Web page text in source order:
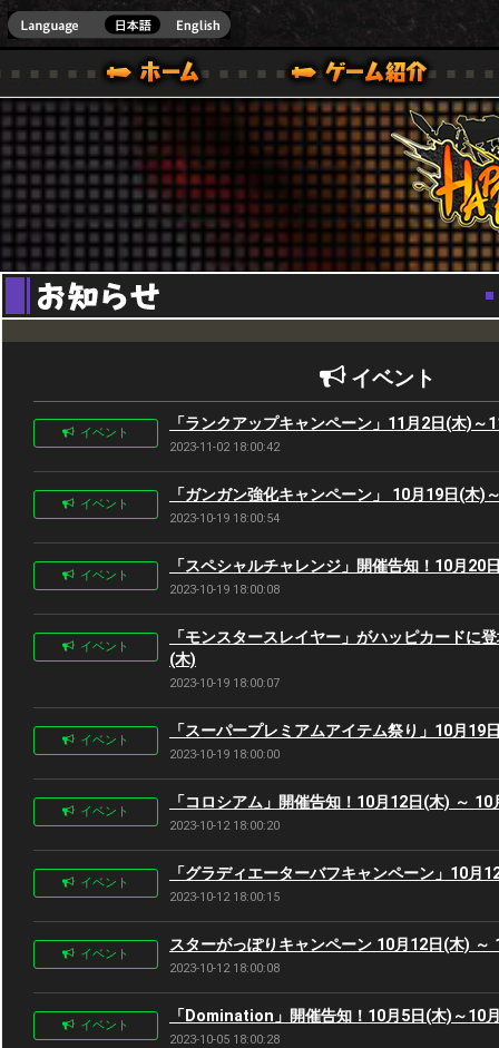
Youtube
ONE VER.]
ガイド
ル｜HAPPY WARS(ハッピーウォーズ)公式サイト [ XBOX 360,XBOX ONE VER.]
サポート | HAPPY WARS(ハッピーウォーズ)公式サイ
イベント
イベント 「ランクアップキャンペーン」11月2日(木)～
2023-11-02 18:00:42
イベント 「ガンガン強化キャンペーン」 10月19日(木)
2023-10-19 18:00:54
イベント 「スペシャルチャレンジ」開催告知！10月20
2023-10-19 18:00:08
イベント
「モンスタースレイヤー」がハッピカードに
(木)
2023-10-19 18:00:07
イベント 「スーパープレミアムアイテム祭り」10月19
2023-10-19 18:00:00
イベント 「コロシアム」開催告知！10月12日(木) ～
2023-10-12 18:00:20
イベント 「グラディエーターバフキャンペーン」10月
2023-10-12 18:00:15
イベント スターがっぽりキャンペーン 10月12日(木) ～
2023-10-12 18:00:08
イベント 「Domination」開催告知！10月5日(木)～10
2023-10-05 18:00:28